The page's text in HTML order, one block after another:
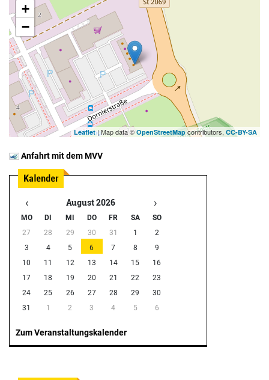
+
−
Leaflet| Map data © OpenStreetMapcontributors, CC-BY-SA
Anfahrt mit dem MVV
‹ August 2026 ›
MO DI MI DO FR SA
SO
27
28 29 30 31 1
2
3
4 5 6 7 8
9
10
11 12 13 14 15
16
17
18 19 20 21 22
23
24
25 26 27 28 29
30
31
1 2 3 4 5 6
Zum Veranstaltungskalender